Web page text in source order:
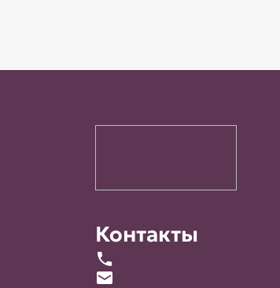
Контакты